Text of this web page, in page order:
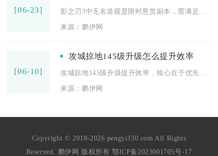
[06-23]
来源：鹏伊网
[06-10]
攻城掠地145级升级怎么提升效率
来源：鹏伊网
Copyright © 2018-2026 pengyi330.com All Rights
Reserved. 鹏伊网 版权所有 鄂ICP备2023001705号-17